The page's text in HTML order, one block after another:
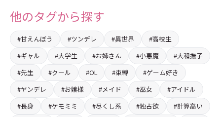
他のタグから探す
#甘えんぼう #ツンデレ #異世界
#高校生
#ギャル
#大学生 #お姉さん #小悪魔
#大和撫子
#先生
#クール #OL #束縛
#ゲーム好き
#ヤンデレ
#お嬢様 #メイド #巫女
#アイドル
#長身
#ケモミミ #尽くし系 #独占欲
#計算高い